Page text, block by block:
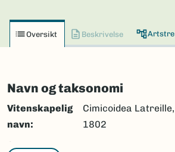
Oversikt Beskrivelse Artstre
Navn og taksonomi
Vitenskapelig
navn:
Cimicoidea Latreille,
1802
Synonymer: